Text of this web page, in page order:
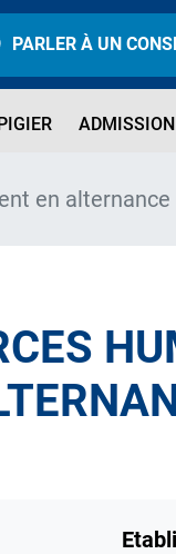
PARLER À UN
ADMISSION
en alternance